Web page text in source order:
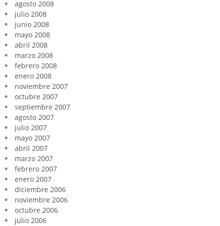
agosto 2008
julio 2008
junio 2008
mayo 2008
abril 2008
marzo 2008
febrero 2008
enero 2008
noviembre 2007
octubre 2007
septiembre 2007
agosto 2007
julio 2007
mayo 2007
abril 2007
marzo 2007
febrero 2007
enero 2007
diciembre 2006
noviembre 2006
octubre 2006
julio 2006